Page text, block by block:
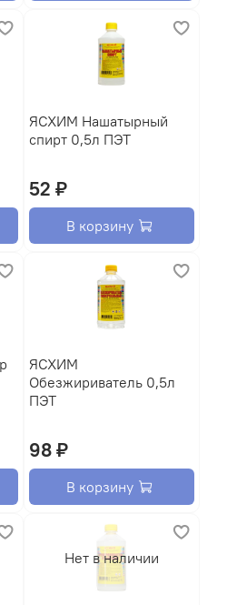
ЯСХИМ Нашатырный
спирт 0,5л ПЭТ
52 ₽
В корзину
ЯСХИМ
Обезжириватель 0,5л
ПЭТ
98 ₽
В корзину
Нет в наличии